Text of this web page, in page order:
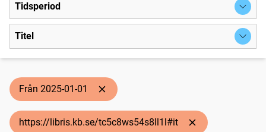
Tidsperiod
Titel
Från 2025-01-01
https://libris.kb.se/tc5c8ws54s8ll1l#it